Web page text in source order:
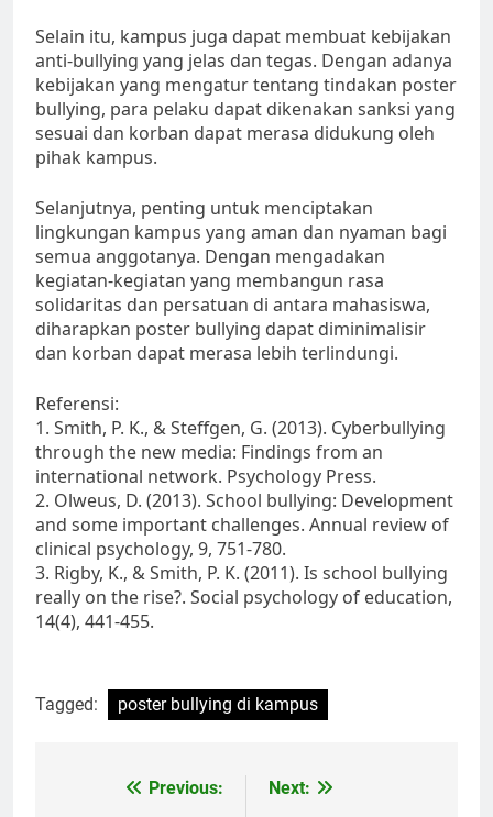
Selain itu, kampus juga dapat membuat kebijakan
anti-bullying yang jelas dan tegas. Dengan adanya
kebijakan yang mengatur tentang tindakan poster
bullying, para pelaku dapat dikenakan sanksi yang
sesuai dan korban dapat merasa didukung oleh
pihak kampus.
Selanjutnya, penting untuk menciptakan
lingkungan kampus yang aman dan nyaman bagi
semua anggotanya. Dengan mengadakan
kegiatan-kegiatan yang membangun rasa
solidaritas dan persatuan di antara mahasiswa,
diharapkan poster bullying dapat diminimalisir
dan korban dapat merasa lebih terlindungi.
Referensi:
1. Smith, P. K., & Steffgen, G. (2013). Cyberbullying
through the new media: Findings from an
international network. Psychology Press.
2. Olweus, D. (2013). School bullying: Development
and some important challenges. Annual review of
clinical psychology, 9, 751-780.
3. Rigby, K., & Smith, P. K. (2011). Is school bullying
really on the rise?. Social psychology of education,
14(4), 441-455.
Tagged: poster bullying di kampus
Previous: Next: